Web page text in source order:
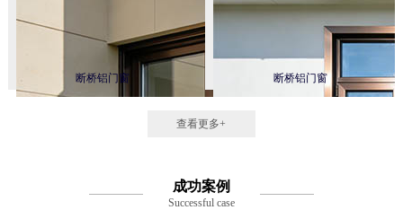
断桥铝门窗 断桥铝门窗
查看更多+
成功案例
Successful case